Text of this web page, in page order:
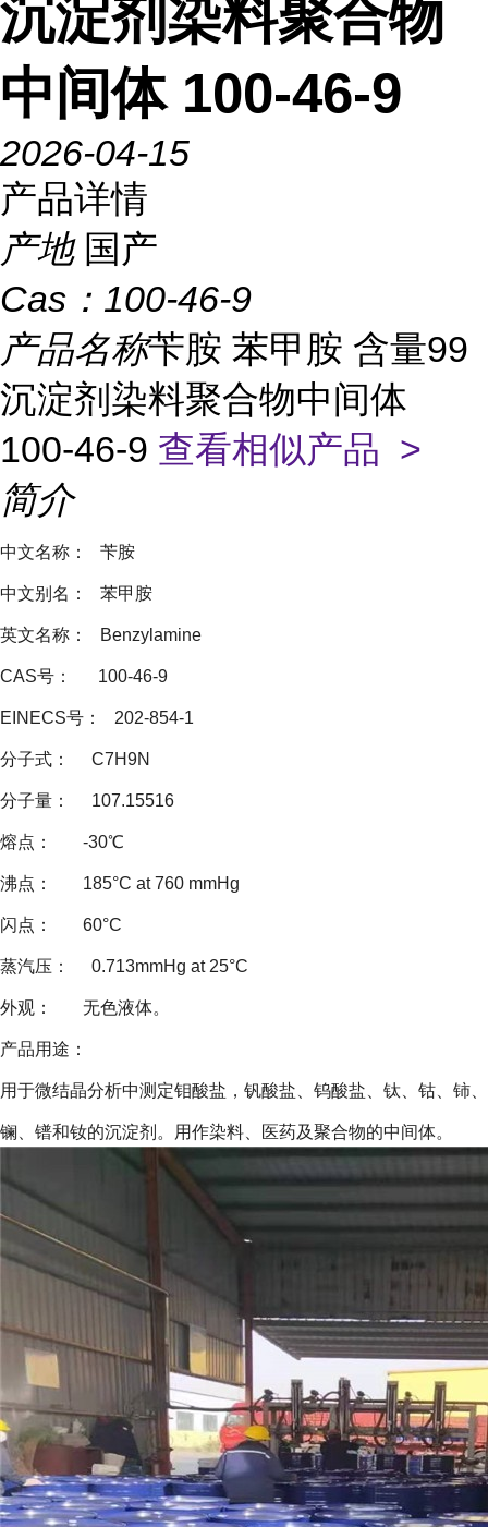
沉淀剂染料聚合物
中间体 100-46-9
2026-04-15
产品详情
产地 国产
Cas： 100-46-9
产品名称苄胺 苯甲胺 含量99
沉淀剂染料聚合物中间体
100-46-9 查看相似产品 >
简介
中文名称： 苄胺
中文别名： 苯甲胺
英文名称： Benzylamine
CAS号： 100-46-9
EINECS号： 202-854-1
分子式： C7H9N
分子量： 107.15516
熔点： -30℃
沸点： 185°C at 760 mmHg
闪点： 60°C
蒸汽压： 0.713mmHg at 25°C
外观： 无色液体。
产品用途：
用于微结晶分析中测定钼酸盐，钒酸盐、钨酸盐、钛、钴、铈、
镧、镨和钕的沉淀剂。用作染料、医药及聚合物的中间体。